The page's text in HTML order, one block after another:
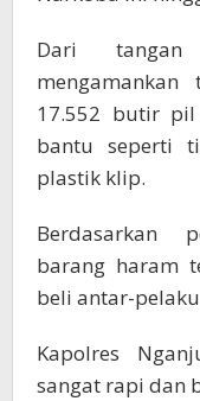
Dari
17.552 butir
bantu seperti
plastik klip.
Berdasarkan
barang haram
beli antar-
Kapolres
sangat rapi dan